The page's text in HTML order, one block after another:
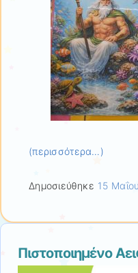
(περισσότερα…)
Δημοσιεύθηκε 15
Πιστοποιημένο